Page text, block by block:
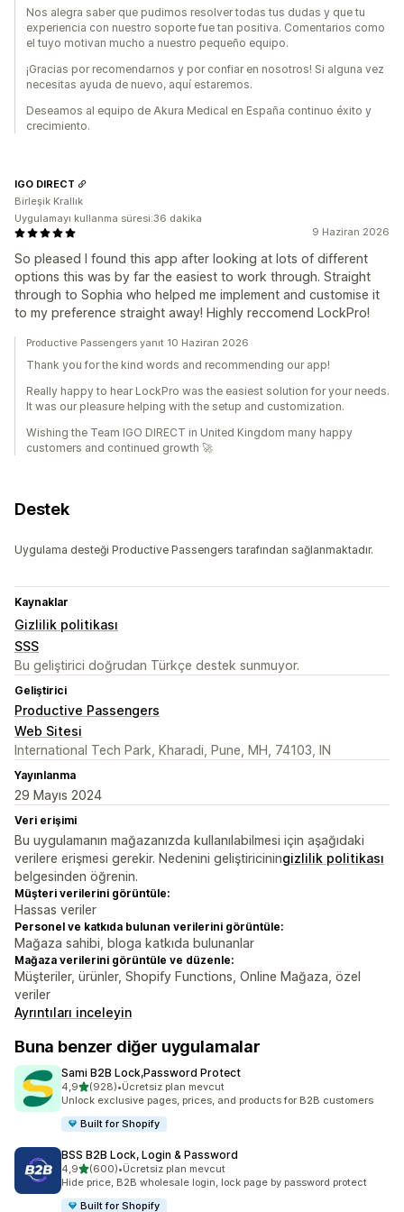
Nos alegra saber que pudimos resolver todas tus dudas y que tu
experiencia con nuestro soporte fue tan positiva. Comentarios como
el tuyo motivan mucho a nuestro pequeño equipo.
¡Gracias por recomendarnos y por confiar en nosotros! Si alguna vez
necesitas ayuda de nuevo, aquí estaremos.
Deseamos al equipo de Akura Medical en España continuo éxito y
crecimiento.
9 Haziran 2026
So pleased I found this app after looking at lots of different
options this was by far the easiest to work through. Straight
through to Sophia who helped me implement and customise it
to my preference straight away! Highly reccomend LockPro!
IGO DIRECT
Birleşik Krallık
Uygulamayı kullanma süresi:36 dakika
Productive Passengers yanıt 10 Haziran 2026
Thank you for the kind words and recommending our app!
Really happy to hear LockPro was the easiest solution for your needs.
It was our pleasure helping with the setup and customization.
Wishing the Team IGO DIRECT in United Kingdom many happy
customers and continued growth 🚀
Destek
Uygulama desteği Productive Passengers tarafından sağlanmaktadır.
Kaynaklar
Gizlilik politikası
SSS
Bu geliştirici doğrudan Türkçe destek sunmuyor.
Geliştirici
Productive Passengers
Web Sitesi
International Tech Park, Kharadi, Pune, MH, 74103, IN
Yayınlanma
29 Mayıs 2024
Veri erişimi
Bu uygulamanın mağazanızda kullanılabilmesi için aşağıdaki
verilere erişmesi gerekir. Nedenini geliştiriciningizlilik politikası
belgesinden öğrenin.
Müşteri verilerini görüntüle:
Hassas veriler
Personel ve katkıda bulunan verilerini görüntüle:
Mağaza sahibi, bloga katkıda bulunanlar
Mağaza verilerini görüntüle ve düzenle:
Müşteriler, ürünler, Shopify Functions, Online Mağaza, özel
veriler
Ayrıntıları inceleyin
Buna benzer diğer uygulamalar
Sami B2B Lock,Password Protect
4,95 yıldız üzerinden
(928)
toplam 928 değerlendirme
•Ücretsiz plan mevcut
Unlock exclusive pages, prices, and products for B2B customers
Built for Shopify
BSS B2B Lock, Login & Password
4,95 yıldız üzerinden
(600)
toplam 600 değerlendirme
•Ücretsiz plan mevcut
Hide price, B2B wholesale login, lock page by password protect
Built for Shopify